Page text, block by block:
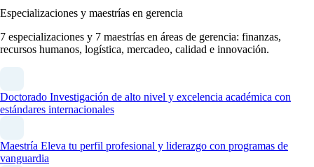
Especializaciones y maestrías en gerencia
7 especializaciones y 7 maestrías en áreas de gerencia: finanzas,
recursos humanos, logística, mercadeo, calidad e innovación.
Doctorado Investigación de alto nivel y excelencia académica con
estándares internacionales
Maestría Eleva tu perfil profesional y liderazgo con programas de
vanguardia